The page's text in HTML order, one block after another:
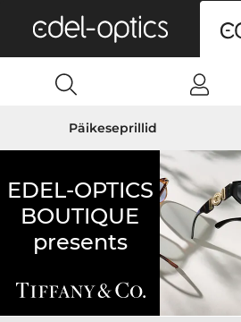
Päikeseprillid
EDEL-OPTICS
BOUTIQUE
presents